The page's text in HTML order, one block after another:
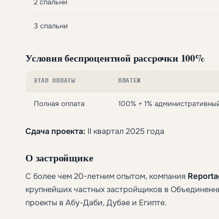
3 спальни
Условия беспроцентной рассрочки 100%
ЭТАП ОПЛАТЫ ПЛАТЕЖ
Полная оплата 100% + 1%
Сдача проекта: II квартал 2025 года
О застройщике
С более чем 20-летним опытом, компания
крупнейших частных застройщиков в
проекты в Абу-Даби, Дубае и Египте.